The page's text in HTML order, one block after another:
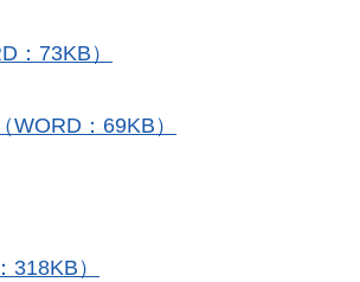
：73KB）
：69KB）
）